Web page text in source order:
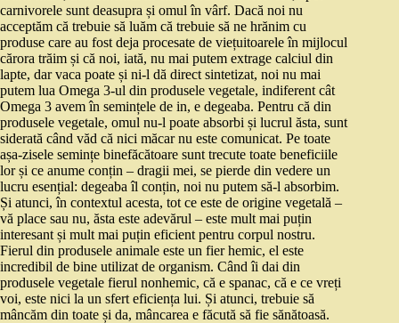
carnivorele sunt deasupra și omul în vârf. Dacă noi nu
acceptăm că trebuie să luăm că trebuie să ne hrănim cu
produse care au fost deja procesate de viețuitoarele în mijlocul
cărora trăim și că noi, iată, nu mai putem extrage calciul din
lapte, dar vaca poate și ni-l dă direct sintetizat, noi nu mai
putem lua Omega 3-ul din produsele vegetale, indiferent cât
Omega 3 avem în semințele de in, e degeaba. Pentru că din
produsele vegetale, omul nu-l poate absorbi și lucrul ăsta, sunt
siderată când văd că nici măcar nu este comunicat. Pe toate
așa-zisele semințe binefăcătoare sunt trecute toate beneficiile
lor și ce anume conțin – dragii mei, se pierde din vedere un
lucru esențial: degeaba îl conțin, noi nu putem să-l absorbim.
Și atunci, în contextul acesta, tot ce este de origine vegetală –
vă place sau nu, ăsta este adevărul – este mult mai puțin
interesant și mult mai puțin eficient pentru corpul nostru.
Fierul din produsele animale este un fier hemic, el este
incredibil de bine utilizat de organism. Când îi dai din
produsele vegetale fierul nonhemic, că e spanac, că e ce vreți
voi, este nici la un sfert eficiența lui. Și atunci, trebuie să
mâncăm din toate și da, mâncarea e făcută să fie sănătoasă.